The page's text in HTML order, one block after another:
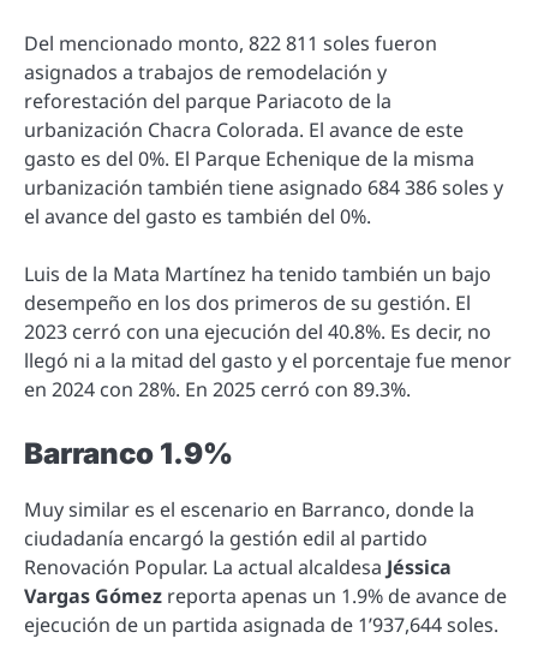
Del mencionado monto, 822 811 soles fueron
asignados a trabajos de remodelación y
reforestación del parque Pariacoto de la
urbanización Chacra Colorada. El avance de este
gasto es del 0%. El Parque Echenique de la misma
urbanización también tiene asignado 684 386 soles y
el avance del gasto es también del 0%.
Luis de la Mata Martínez ha tenido también un bajo
desempeño en los dos primeros de su gestión. El
2023 cerró con una ejecución del 40.8%. Es decir, no
llegó ni a la mitad del gasto y el porcentaje fue menor
en 2024 con 28%. En 2025 cerró con 89.3%.
Barranco 1.9%
Muy similar es el escenario en Barranco, donde la
ciudadanía encargó la gestión edil al partido
Renovación Popular. La actual alcaldesa Jéssica
Vargas Gómez reporta apenas un 1.9% de avance de
ejecución de un partida asignada de 1’937,644 soles.